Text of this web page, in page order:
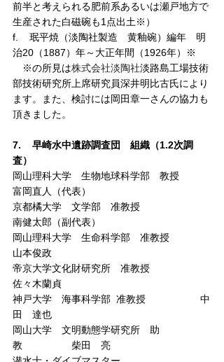
前半と考えられる肥前系あるいは瀬戸地方で
生産された白磁碗も1点出土※）
f.    珉平焼（淡陶社製造　黄釉碗）編年　明
治20（1887）年～大正年間（1926年）※
※の所見は株式会社淡陶社淡路島工場技術
部技術研究所上席研究員深井明比古氏により
ます。また、検討には岡田章一さんの協力も
頂きました。
7.    早崎水中遺跡調査団　組織（1.2次調
査）
岡山理科大学　生物地球科学部　教授
富岡直人（代表）
京都橘大学　文学部　准教授
南健太郎（副代表）
岡山理科大学　生命科学部　准教授
山本俊政
帝京大学文化財研究所　准教授
佐々木蘭貞
神戸大学　海事科学部  准教授  　　　　　中
田　達也
岡山大学　文明動態学研究所　助
教　　　　　柴田　亮